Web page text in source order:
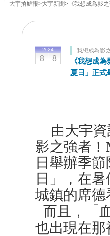
大宇搶鮮報>大宇新聞>《我想成為影
2024
8 8
我想成為影
《我想成
夏日」正式
由大宇
影之強者！
日舉辦季
日」，在
城鎮的席
而且，「
也出現在